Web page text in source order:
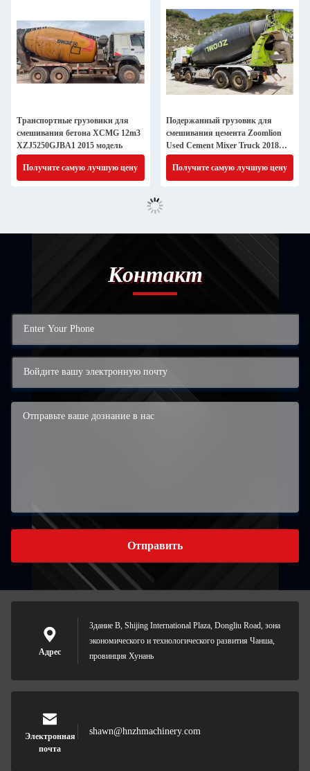
Транспортные грузовики для
смешивания бетона XCMG 12m3
XZJ5250GJBA1 2015 модель
Получите самую лучшую цену
Подержанный грузовик для
смешивания цемента Zoomlion
Used Cement Mixer Truck 2018
Manufacture
Получите самую лучшую цену
Контакт
Отправить
Адрес
Здание B, Shijing International Plaza, Dongliu Road, зона
экономического и технологического развития Чанша,
провинция Хунань
Электронная
почта
shawn@hnzhmachinery.com